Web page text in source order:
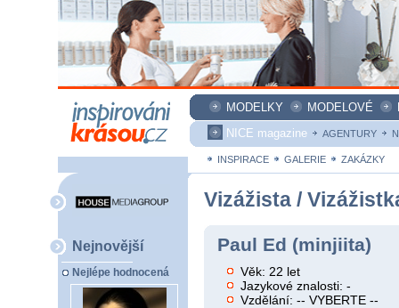
MODELKY MODELOVÉ
NICE magazine
AGENTURY
INSPIRACE GALERIE ZAKÁZKY
Nejnovější
Nejlépe hodnocená
Vizážista /
Paul Ed (minjiita)
Věk: 22 let
Jazykové znalosti: -
Vzdělání: -- VYBERTE --